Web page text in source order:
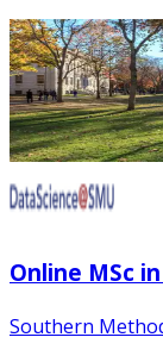
Online MSc
Southern